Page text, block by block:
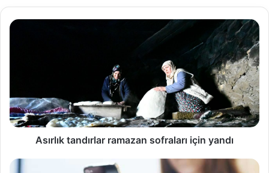
Asırlık tandırlar ramazan sofraları için yandı